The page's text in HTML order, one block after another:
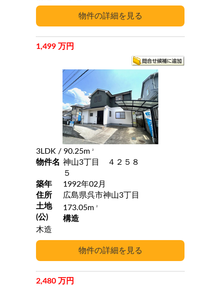
1,499 万円
3LDK / 90.25m 2
物件名 神山3丁目 ４２５８
５
築年
1992年02月
住所
広島県呉市神山3丁目
土地
(公)
173.05m2
構造
木造
2,480 万円